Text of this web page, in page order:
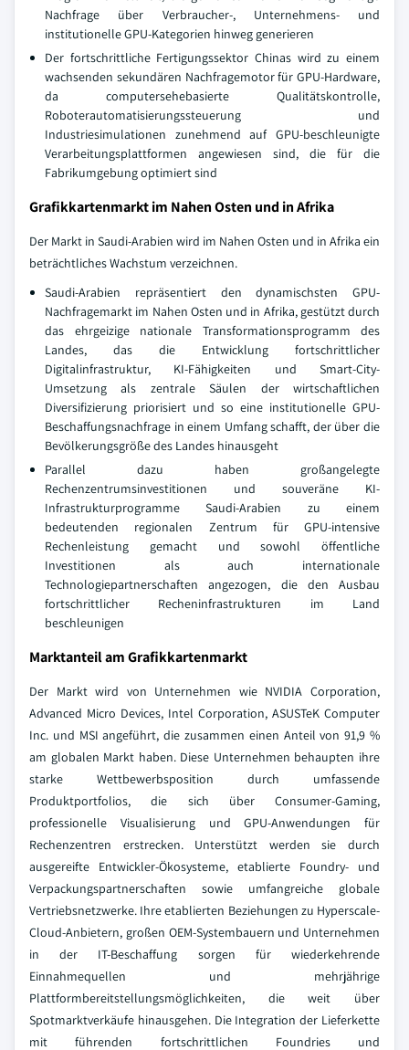
Nachfrage über Verbraucher-, Unternehmens- und
institutionelle GPU-Kategorien hinweg generieren
Der fortschrittliche Fertigungssektor Chinas wird zu einem
wachsenden sekundären Nachfragemotor für GPU-Hardware,
da computersehebasierte Qualitätskontrolle,
Roboterautomatisierungssteuerung und
Industriesimulationen zunehmend auf GPU-beschleunigte
Verarbeitungsplattformen angewiesen sind, die für die
Fabrikumgebung optimiert sind
Grafikkartenmarkt im Nahen Osten und in Afrika
Der Markt in Saudi-Arabien wird im Nahen Osten und in Afrika ein
beträchtliches Wachstum verzeichnen.
Saudi-Arabien repräsentiert den dynamischsten GPU-
Nachfragemarkt im Nahen Osten und in Afrika, gestützt durch
das ehrgeizige nationale Transformationsprogramm des
Landes, das die Entwicklung fortschrittlicher
Digitalinfrastruktur, KI-Fähigkeiten und Smart-City-
Umsetzung als zentrale Säulen der wirtschaftlichen
Diversifizierung priorisiert und so eine institutionelle GPU-
Beschaffungsnachfrage in einem Umfang schafft, der über die
Bevölkerungsgröße des Landes hinausgeht
Parallel dazu haben großangelegte
Rechenzentrumsinvestitionen und souveräne KI-
Infrastrukturprogramme Saudi-Arabien zu einem
bedeutenden regionalen Zentrum für GPU-intensive
Rechenleistung gemacht und sowohl öffentliche
Investitionen als auch internationale
Technologiepartnerschaften angezogen, die den Ausbau
fortschrittlicher Recheninfrastrukturen im Land
beschleunigen
Marktanteil am Grafikkartenmarkt
Der Markt wird von Unternehmen wie NVIDIA Corporation,
Advanced Micro Devices, Intel Corporation, ASUSTeK Computer
Inc. und MSI angeführt, die zusammen einen Anteil von 91,9 %
am globalen Markt haben. Diese Unternehmen behaupten ihre
starke Wettbewerbsposition durch umfassende
Produktportfolios, die sich über Consumer-Gaming,
professionelle Visualisierung und GPU-Anwendungen für
Rechenzentren erstrecken. Unterstützt werden sie durch
ausgereifte Entwickler-Ökosysteme, etablierte Foundry- und
Verpackungspartnerschaften sowie umfangreiche globale
Vertriebsnetzwerke. Ihre etablierten Beziehungen zu Hyperscale-
Cloud-Anbietern, großen OEM-Systembauern und Unternehmen
in der IT-Beschaffung sorgen für wiederkehrende
Einnahmequellen und mehrjährige
Plattformbereitstellungsmöglichkeiten, die weit über
Spotmarktverkäufe hinausgehen. Die Integration der Lieferkette
mit führenden fortschrittlichen Foundries und